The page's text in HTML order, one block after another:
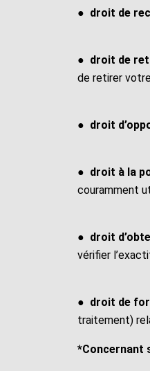
● droit de
● droit de
de retirer
● droit
● droit à la
couramment
● droit
vérifier
● droit de
traitement)
*Concernant